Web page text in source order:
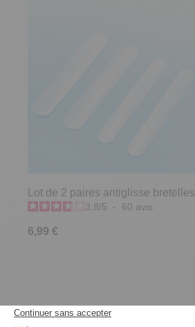
Lot de 2 paires antiglisse bretelles
3.8/5 - 60 avis
6,99 €